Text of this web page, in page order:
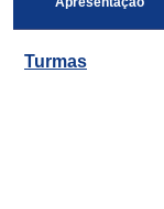
Turmas